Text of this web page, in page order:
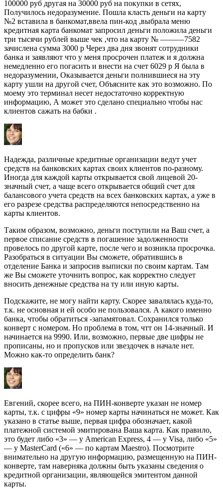
100000 руб другая на 30000 руб на покупки в сетях,
Получилось недоразумение. Пошла класть деньги на карту
№2 вставила в банкомат,ввела пин-код ,выбрала меню
кредитная карта банкомат запросил деньги положила деньги
три тысячи рублей выше чек ,что на карту № ———7582
зачислена сумма 3000 р Через два дня звонят сотрудники
банка и заявляют что у меня просрочен платеж и я должна
немедленно его погасить и внести на счет 6029 р Я была в
недоразумении, Оказывается деньги полнившиеся на эту
карту ушли на другой счет, Объясните как это возможно. По
моему это терминал несет недостаточно корректную
информацию, А может это сделано специально чтобы нас
клиентов сажать на бабки .
Надежда, различные кредитные организации ведут учет
средств на банковских картах своих клиентов по-разному.
Иногда для каждой карты открывается свой лицевой 20-
значный счет, а чаще всего открывается общий счет для
балансового учета средств на всех банковских картах, а уже в
его разрезе средства распределяются непосредственно на
карты клиентов.
Таким образом, возможно, деньги поступили на Ваш счет, а
первое списание средств в погашение задолженности
провелось по другой карте, после чего и возникла просрочка.
Разобраться в ситуации Вы сможете, обратившись в
отделение Банка и запросив выписки по своим картам. Там
же Вы сможете уточнить вопрос, как корректно следует
вносить денежные средства на ту или иную карты.
Подскажите, не могу найти карту. Скорее завалялась куда-то,
т.к. не основная и ей особо не пользовался. А какого именно
банка, чтобы обратиться -запамятовал. Сохранился только
конверт с номером. Но проблема в том, чтт он 14-значный. И
начинается на 9990. Или, возможно, первые две цифры не
прописаны, но и пропусков или звездочек в начале нет.
Можно как-то определить банк?
Евгений, скорее всего, на ПИН-конверте указан не номер
карты, т.к. с цифры «9» номер карты начинаться не может. Как
указано в статье выше, первая цифра обозначает, какой
платежной системой эмитирована Ваша карта. Как правило,
это будет либо «3» — у American Express, 4 — у Visa, либо «5»
— у MasterCard («6» — по картам Maestro). Посмотрите
внимательно на другую информацию, размещенную на ПИН-
конверте, там наверняка должны быть указаны сведения о
кредитной организации, являющейся эмитентом данной
карты.